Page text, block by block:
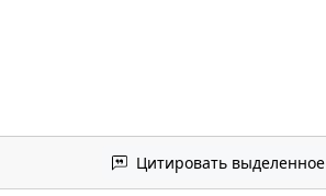
Цитировать выделенное